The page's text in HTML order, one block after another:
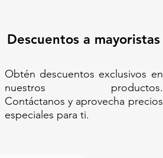
Descuentos a mayoristas
Obtén descuentos exclusivos en
nuestros productos.
Contáctanos y aprovecha precios
especiales para ti.